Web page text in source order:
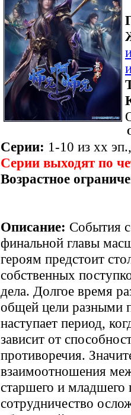
Серии: 1-10 из хх
Серии выходят по
Возрастное
Описание: События
финальной главы
героям предстоит
собственных
дела. Долгое время
общей цели разными
наступает период,
зависит от
противоречия.
взаимоотношения
старшего и
сотрудничество